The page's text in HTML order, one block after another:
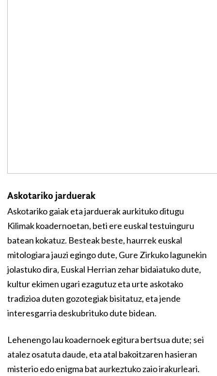
Askotariko jarduerak
Askotariko gaiak eta jarduerak aurkituko ditugu
Kilimak koadernoetan, beti ere euskal testuinguru
batean kokatuz. Besteak beste, haurrek euskal
mitologiara jauzi egingo dute, Gure Zirkuko lagunekin
jolastuko dira, Euskal Herrian zehar bidaiatuko dute,
kultur ekimen ugari ezagutuz eta urte askotako
tradizioa duten gozotegiak bisitatuz, eta jende
interesgarria deskubrituko dute bidean.
Lehenengo lau koadernoek egitura bertsua dute; sei
atalez osatuta daude, eta atal bakoitzaren hasieran
misterio edo enigma bat aurkeztuko zaio irakurleari.